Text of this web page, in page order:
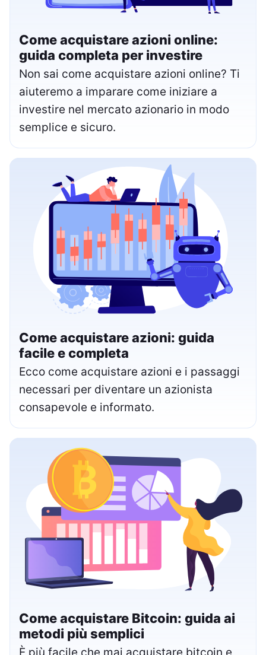
Come acquistare azioni online:
guida completa per investire
Non sai come acquistare azioni online? Ti
aiuteremo a imparare come iniziare a
investire nel mercato azionario in modo
semplice e sicuro.
Come acquistare azioni: guida
facile e completa
Ecco come acquistare azioni e i passaggi
necessari per diventare un azionista
consapevole e informato.
Come acquistare Bitcoin: guida ai
metodi più semplici
È più facile che mai acquistare bitcoin e